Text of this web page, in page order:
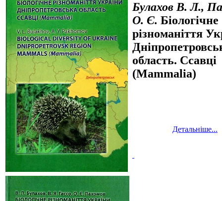
Булахов В. Л.,
О. Є. Біологічне
різноманіття
область. Ссавці
(Mammalia)
Детальніше...